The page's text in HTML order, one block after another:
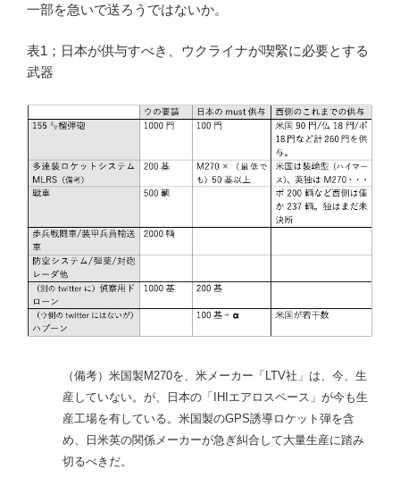
一部を急いで送ろうではないか。
表1；日本が供与すべき、ウクライナが喫緊に必要とする
武器
（備考）米国製M270を、米メーカー「LTV社」は、今、生
産していない。が、日本の「IHIエアロスペース」が今も生
産工場を有している。米国製のGPS誘導ロケット弾を含
め、日米英の関係メーカーが急ぎ糾合して大量生産に踏み
切るべきだ。